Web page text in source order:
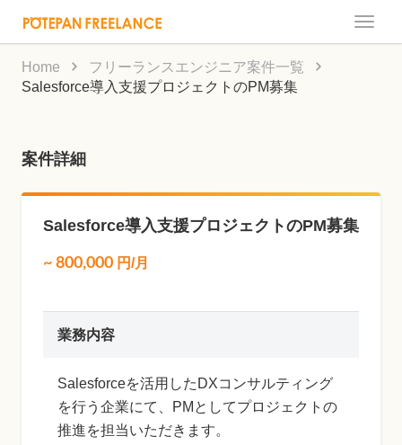
Toggle
Home
フリーランスエンジニア案件一覧
Salesforce導入支援プロジェクトのPM募集
案件詳細
Salesforce導入支援プロジェクトのPM募集
~ 800,000 円/月
業務内容
Salesforceを活用したDXコンサルティング
を行う企業にて、PMとしてプロジェクトの
推進を担当いただきます。